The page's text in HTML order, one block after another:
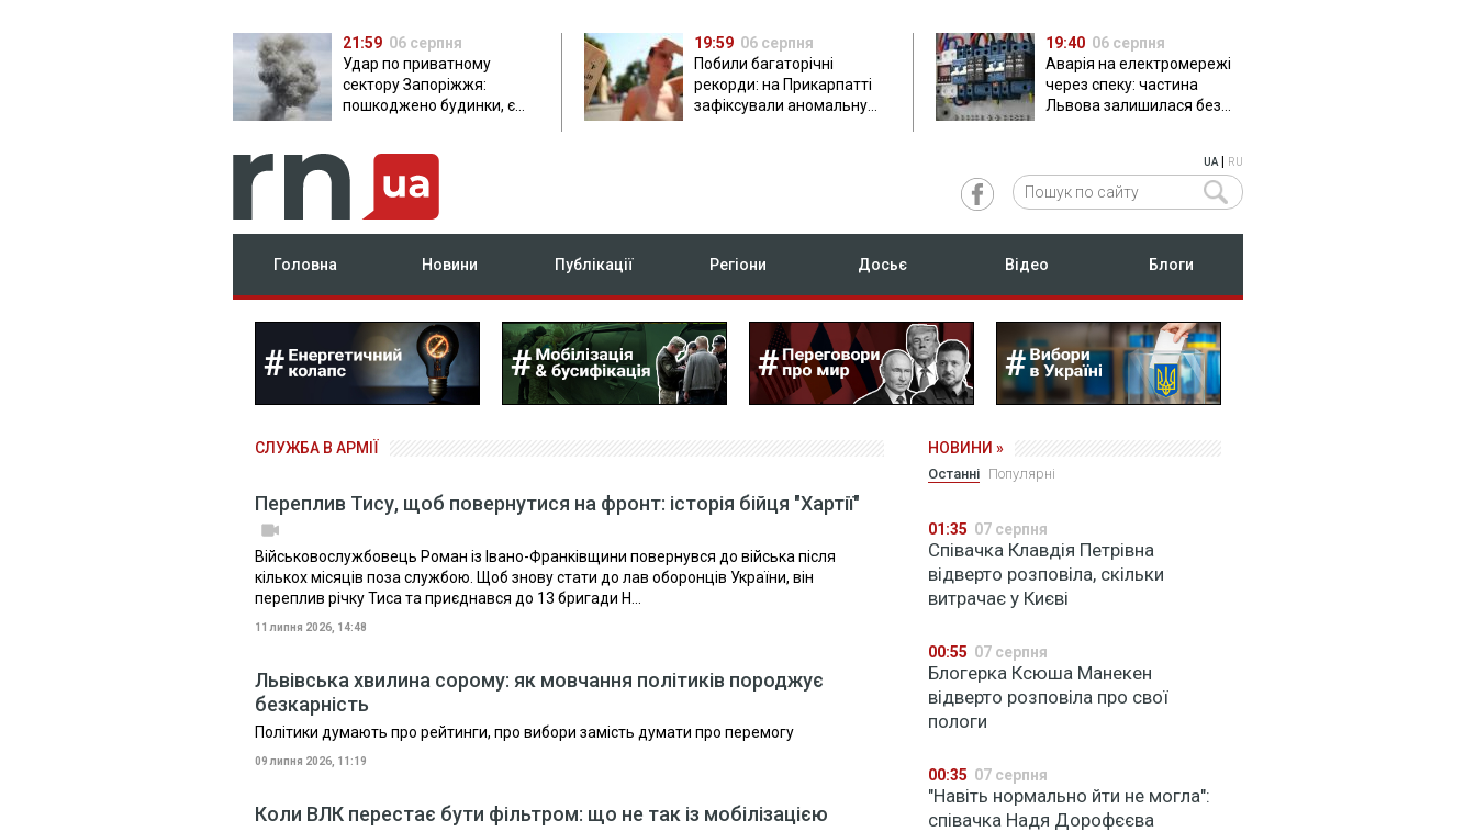
21:59 06 серпня
Удар по приватному
сектору Запоріжжя:
пошкоджено будинки, є
19:59 06 серпня
Побили багаторічні
рекорди: на Прикарпатті
зафіксували аномальну
19:40 06 серпня
Аварія на електромережі
через спеку: частина
Львова залишилася без
UA| RU
Головна Новини Публікації Регіони Досьє Відео Блоги
СЛУЖБА В АРМІЇ
Переплив Тису, щоб повернутися на фронт: історія бійця "Хартії"
Військовослужбовець Роман із Івано-Франківщини повернувся до війська після
кількох місяців поза службою. Щоб знову стати до лав оборонців України, він
переплив річку Тиса та приєднався до 13 бригади Н...
11 липня 2026, 14:48
Львівська хвилина сорому: як мовчання політиків породжує
безкарність
Політики думають про рейтинги, про вибори замість думати про перемогу
09 липня 2026, 11:19
Коли ВЛК перестає бути фільтром: що не так із мобілізацією
НОВИНИ »
Останні Популярні
01:35 07 серпня
Співачка Клавдія Петрівна
відверто розповіла, скільки
витрачає у Києві
00:55 07 серпня
Блогерка Ксюша Манекен
відверто розповіла про свої
пологи
00:35 07 серпня
"Навіть нормально йти не могла":
співачка Надя Дорофєєва